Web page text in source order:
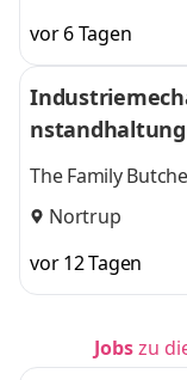
(Oldenburg),
Lastrup,
vor 6 Tagen
The Family
KGNortrup
vor 12 Tagen
Jobszu